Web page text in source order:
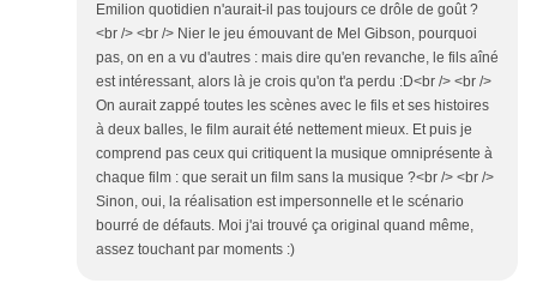
Emilion quotidien n'aurait-il pas toujours ce drôle de goût ?
<br /> <br /> Nier le jeu émouvant de Mel Gibson, pourquoi
pas, on en a vu d'autres : mais dire qu'en revanche, le fils aîné
est intéressant, alors là je crois qu'on t'a perdu :D<br /> <br />
On aurait zappé toutes les scènes avec le fils et ses histoires
à deux balles, le film aurait été nettement mieux. Et puis je
comprend pas ceux qui critiquent la musique omniprésente à
chaque film : que serait un film sans la musique ?<br /> <br />
Sinon, oui, la réalisation est impersonnelle et le scénario
bourré de défauts. Moi j'ai trouvé ça original quand même,
assez touchant par moments :)